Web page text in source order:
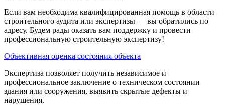
Если вам необходима квалифицированная помощь в области
строительного аудита или экспертизы — вы обратились по
адресу. Будем рады оказать вам поддержку и провести
профессиональную строительную экспертизу!
Объективная оценка состояния объекта
Экспертиза позволяет получить независимое и
профессиональное заключение о техническом состоянии
здания или сооружения, выявить скрытые дефекты и
нарушения.